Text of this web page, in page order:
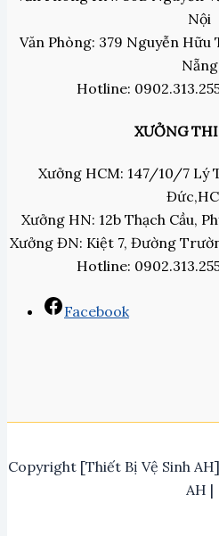
Nội
Văn Phòng: 379 Nguyễn Hữu
Nẵng
Hotline:
XƯỞNG
Xưởng HCM: 147/10/7 Lý
Xưởng HN: 12b Thạch Cầu,
Xưởng ĐN: Kiệt 7, Đường
Hotline:
Facebook
Copyright [Thiết Bị Vệ Sinh
AH |